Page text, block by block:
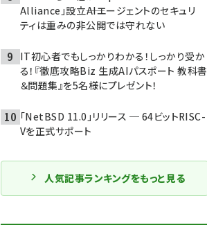
Alliance」設立――AIエージェントのセキュリ
ティは重みの非公開では守れない
IT初心者でもしっかりわかる！しっかり受か
る！『徹底攻略Biz 生成AIパスポート 教科書
＆問題集』を5名様にプレゼント！
「NetBSD 11.0」リリース ─ 64ビットRISC-
Vを正式サポート
人気記事ランキングをもっと見る